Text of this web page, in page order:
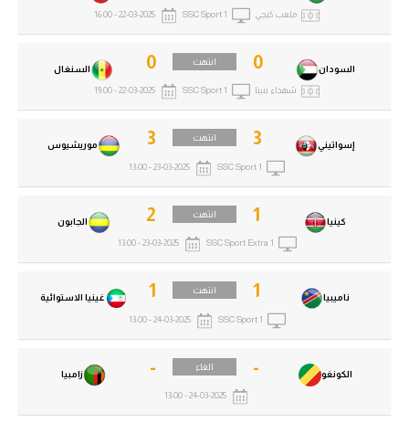
الكونغو - الغاء
زامبيا -
24-03-2025 - 13:00
ناميبيا 1 انتهت
غينيا الاستوائية 1
SSC Sport 1
24-03-2025 - 13:00
كينيا 1 انتهت
الجابون 2
SSC Sport Extra 1
23-03-2025 - 13:00
إسواتيني 3 انتهت
موريشيوس 3
SSC Sport 1
23-03-2025 - 13:00
السودان 0 انتهت
السنغال 0
شهداء بنينا SSC Sport 1
22-03-2025 - 19:00
ملعب كيجي SSC Sport 1
22-03-2025 - 16:00